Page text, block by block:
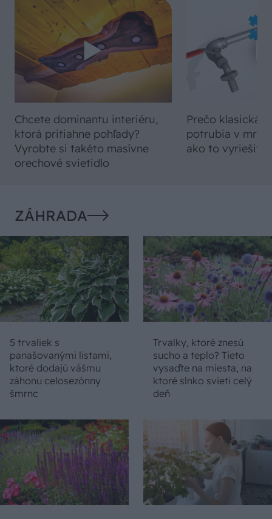
Chcete dominantu interiéru,
ktorá pritiahne pohľady?
Vyrobte si takéto masívne
orechové svietidlo
Prečo klasická
potrubia v
ako to vyriešiť
ZÁHRADA
5 trvaliek s
panašovanými listami,
ktoré dodajú vášmu
záhonu celosezónny
šmrnc
Trvalky, ktoré znesú
sucho a teplo? Tieto
vysaďte na miesta, na
ktoré slnko svieti celý
deň